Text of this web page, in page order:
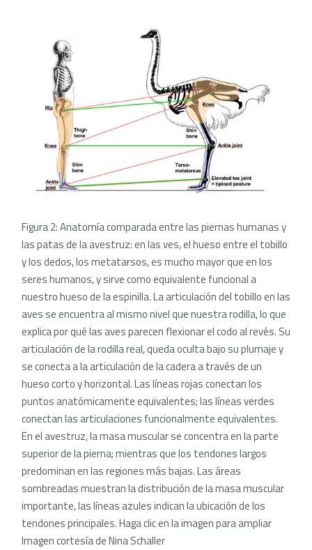
Figura 2: Anatomía comparada entre las piernas humanas y
las patas de la avestruz: en las ves, el hueso entre el tobillo
y los dedos, los metatarsos, es mucho mayor que en los
seres humanos, y sirve como equivalente funcional a
nuestro hueso de la espinilla. La articulación del tobillo en las
aves se encuentra al mismo nivel que nuestra rodilla, lo que
explica por qué las aves parecen flexionar el codo al revés. Su
articulación de la rodilla real, queda oculta bajo su plumaje y
se conecta a la articulación de la cadera a través de un
hueso corto y horizontal. Las líneas rojas conectan los
puntos anatómicamente equivalentes; las líneas verdes
conectan las articulaciones funcionalmente equivalentes.
En el avestruz, la masa muscular se concentra en la parte
superior de la pierna; mientras que los tendones largos
predominan en las regiones más bajas. Las áreas
sombreadas muestran la distribución de la masa muscular
importante, las líneas azules indican la ubicación de los
tendones principales. Haga clic en la imagen para ampliar
Imagen cortesía de Nina Schaller